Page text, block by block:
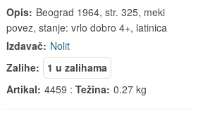
Opis: Beograd 1964, str. 325, meki
povez, stanje: vrlo dobro 4+, latinica
Izdavač: Nolit
Zalihe:
1 u zalihama
Artikal: 4459 :Težina: 0.27 kg